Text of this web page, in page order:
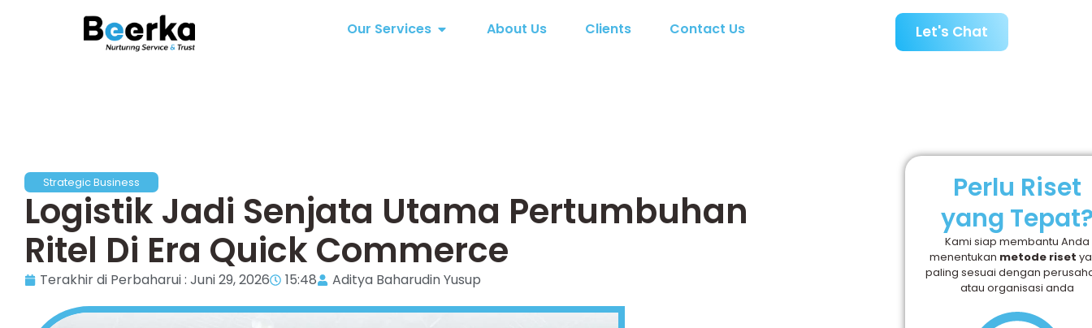
Our Services About Us Clients Contact Us Let's Chat
Strategic Business
Logistik Jadi Senjata Utama Pertumbuhan
Ritel Di Era Quick Commerce
Terakhir di Perbaharui : Juni 29, 2026 15:48 Aditya Baharudin Yusup
Perlu Riset
yang
Kami siap membantu Anda
menentukan metode riset
paling sesuai dengan
atau organisasi anda